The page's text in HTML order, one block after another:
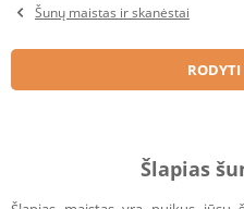
Šunų maistas ir skanėstai
Šlapias